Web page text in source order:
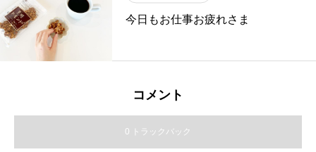
今日もお仕事お疲れさま
コメント
0 トラックバック